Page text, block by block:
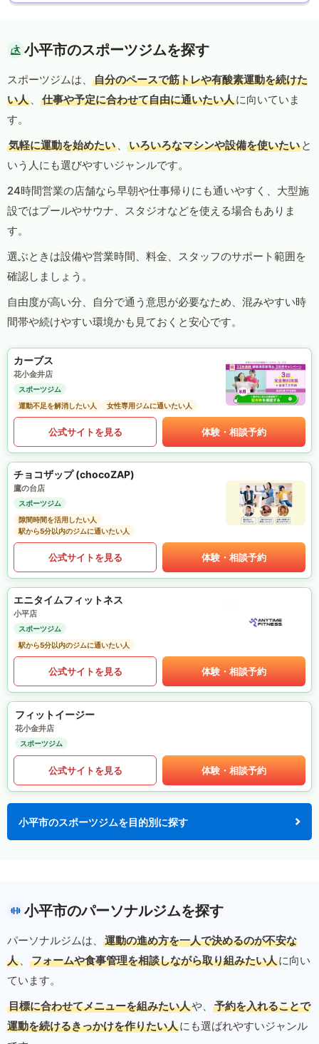
小平市のスポーツジムを探す
スポーツジムは、
自分のペースで筋トレや有酸素運動を続けた
い人 、 仕事や予定に合わせて自由に通いたい人に向いていま
す。
気軽に運動を始めたい 、 いろいろなマシンや設備を使いたい と
いう人にも選びやすいジャンルです。
24時間営業の店舗なら早朝や仕事帰りにも通いやすく、大型施
設ではプールやサウナ、スタジオなどを使える場合もありま
す。
選ぶときは設備や営業時間、料金、スタッフのサポート範囲を
確認しましょう。
自由度が高い分、自分で通う意思が必要なため、混みやすい時
間帯や続けやすい環境かも見ておくと安心です。
カーブス
花小金井店
スポーツジム
運動不足を解消したい人
女性専用ジムに通いたい人
公式サイトを見る 体験・相談予約
チョコザップ (chocoZAP)
鷹の台店
スポーツジム
隙間時間を活用したい人
駅から5分以内のジムに通いたい人
公式サイトを見る 体験・相談予約
エニタイムフィットネス
小平店
スポーツジム
駅から5分以内のジムに通いたい人
公式サイトを見る 体験・相談予約
フィットイージー
花小金井店
スポーツジム
公式サイトを見る 体験・相談予約
小平市のスポーツジムを目的別に探す
小平市のパーソナルジムを探す
パーソナルジムは、
運動の進め方を一人で決めるのが不安な
人 、 フォームや食事管理を相談しながら取り組みたい人に向い
ています。
目標に合わせてメニューを組みたい人や、
予約を入れることで
運動を続けるきっかけを作りたい人にも選ばれやすいジャンル